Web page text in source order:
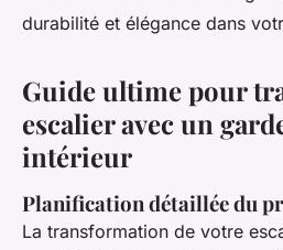
durabilité et élégance dans
Guide ultime pour
escalier avec un
intérieur
Planification détaillée du
La transformation de votre